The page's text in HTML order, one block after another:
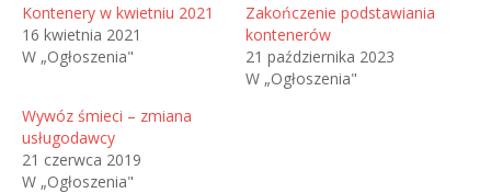
Kontenery w kwietniu 2021
16 kwietnia 2021
W „Ogłoszenia"
Zakończenie podstawiania
kontenerów
21 października 2023
W „Ogłoszenia"
Wywóz śmieci – zmiana
usługodawcy
21 czerwca 2019
W „Ogłoszenia"